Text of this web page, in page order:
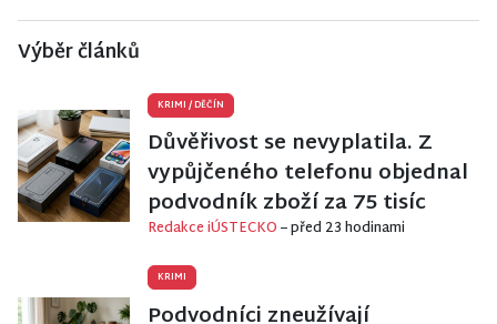
Výběr článků
KRIMI /DĚČÍN
Důvěřivost se nevyplatila. Z
vypůjčeného telefonu objednal
podvodník zboží za 75 tisíc
Redakce iÚSTECKO– před 23 hodinami
KRIMI
Podvodníci zneužívají